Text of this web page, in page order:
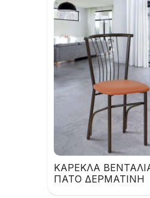
ΚΑΡΕΚΛΑ
ΠΑΤΟ ΔΕΡΜΑΤΙΝΗ